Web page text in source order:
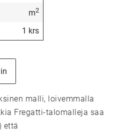
m2
1 krs
malli, loivemmalla
Fregatti-talomalleja saa
että